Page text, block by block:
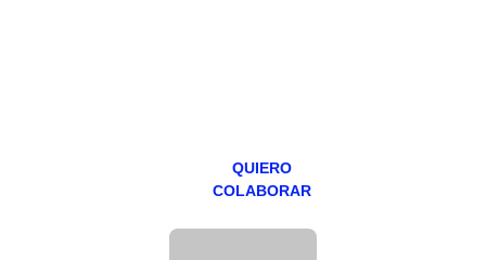
QUIERO
COLABORAR